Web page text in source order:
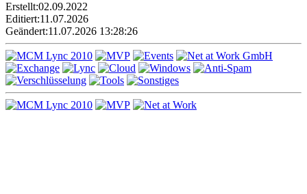
Erstellt:02.09.2022
Editiert:11.07.2026
Geändert:11.07.2026 13:28:26